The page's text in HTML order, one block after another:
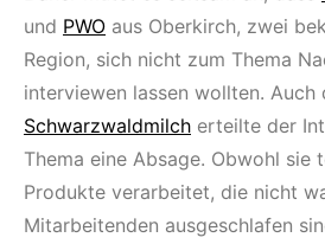
und PWO aus Oberkirch, zwei
Region, sich nicht zum Thema
interviewen lassen wollten. Auch
Schwarzwaldmilch erteilte der
Thema eine Absage. Obwohl sie
Produkte verarbeitet, die nicht
Mitarbeitenden ausgeschlafen